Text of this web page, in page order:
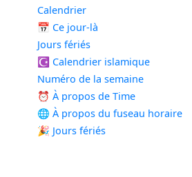
Calendrier
📅 Ce jour-là
Jours fériés
☪️ Calendrier islamique
Numéro de la semaine
⏰ À propos de Time
🌐 À propos du fuseau horaire
🎉 Jours fériés